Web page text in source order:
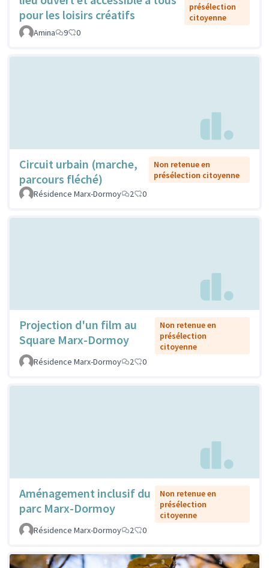
pour les loisirs créatifs
présélection
citoyenne
Amina
9 0
Circuit urbain (marche,
parcours fléché)
Non retenue en
présélection citoyenne
Résidence Marx-Dormoy
2 0
Projection d'un film au
Square Marx-Dormoy
Non retenue en
présélection
citoyenne
Résidence Marx-Dormoy
2 0
Aménagement inclusif du
parc Marx-Dormoy
Non retenue en
présélection
citoyenne
Résidence Marx-Dormoy
2 0